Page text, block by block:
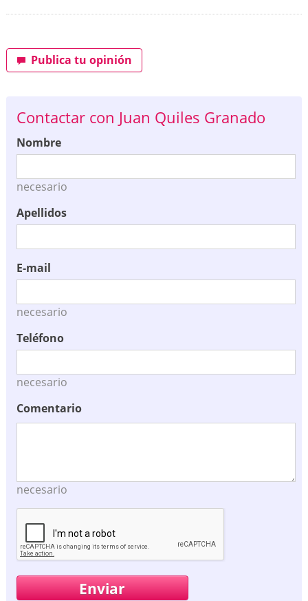
Publica tu opinión
Contactar con Juan Quiles Granado
Nombre
necesario
Apellidos
E-mail
necesario
Teléfono
necesario
Comentario
necesario